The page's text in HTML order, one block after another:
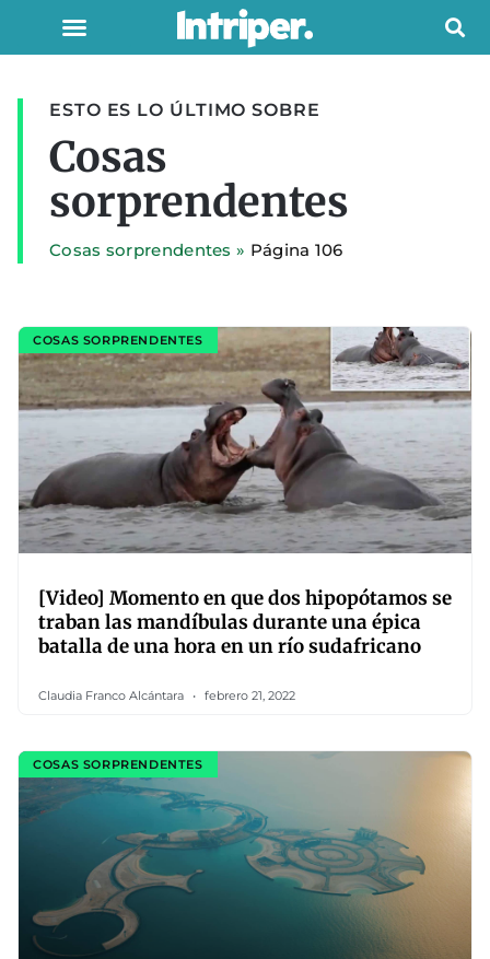
ESTO ES LO ÚLTIMO SOBRE
Cosas
sorprendentes
Cosas sorprendentes » Página 106
COSAS SORPRENDENTES
[Video] Momento en que dos hipopótamos se
traban las mandíbulas durante una épica
batalla de una hora en un río sudafricano
Claudia Franco Alcántara febrero 21, 2022
COSAS SORPRENDENTES